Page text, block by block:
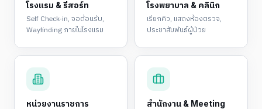
โรงแรม & รีสอร์ท
Self Check-in, จอต้อนรับ,
Wayfinding ภายในโรงแรม
โรงพยาบาล & คลินิก
เรียกคิว, แสดงห้องตรวจ,
ประชาสัมพันธ์ผู้ป่วย
หน่วยงานราชการ
สำนักงาน & Meeting